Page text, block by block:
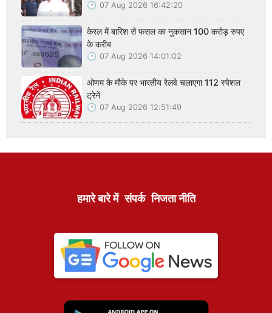
07 Aug 2026 16:42:20
केरल में बारिश से फसल का नुकसान 100 करोड़ रुपए
के करीब
07 Aug 2026 14:01:02
ओणम के मौके पर भारतीय रेलवे चलाएगा 112 स्पेशल
ट्रेनें
07 Aug 2026 12:51:49
हमारे बारे में संपर्क निजता नीति